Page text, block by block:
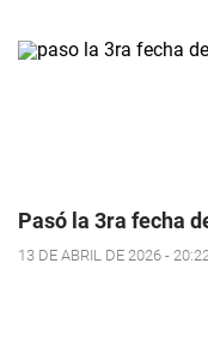
Pasó la 3ra fecha
13 DE ABRIL DE 2026 -